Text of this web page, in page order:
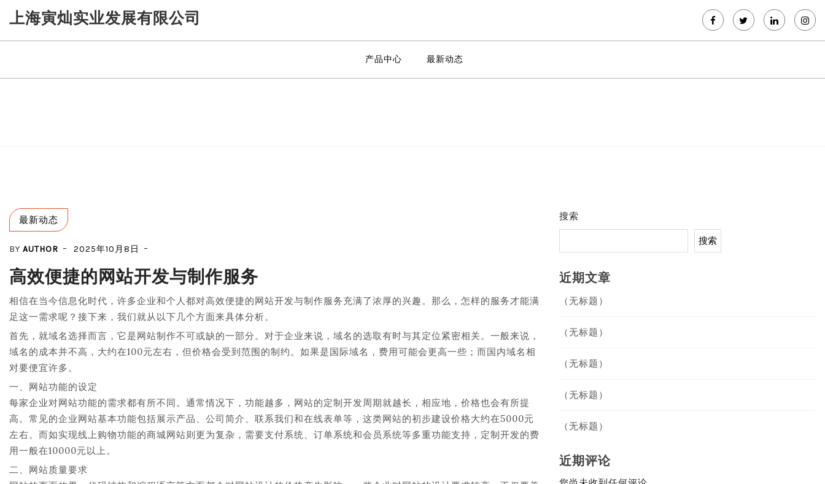
Skip
to
content
上海寅灿实业发展有限公司
产品中心 最新动态
最新动态
BY AUTHOR 2025年10月8日
高效便捷的网站开发与制作服务
相信在当今信息化时代，许多企业和个人都对高效便捷的网站开发与制作服务充满了浓厚的兴趣。那么，怎样的服务才能满
足这一需求呢？接下来，我们就从以下几个方面来具体分析。
首先，就域名选择而言，它是网站制作不可或缺的一部分。对于企业来说，域名的选取有时与其定位紧密相关。一般来说，
域名的成本并不高，大约在100元左右，但价格会受到范围的制约。如果是国际域名，费用可能会更高一些；而国内域名相
对要便宜许多。
一、网站功能的设定
每家企业对网站功能的需求都有所不同。通常情况下，功能越多，网站的定制开发周期就越长，相应地，价格也会有所提
高。常见的企业网站基本功能包括展示产品、公司简介、联系我们和在线表单等，这类网站的初步建设价格大约在5000元
左右。而如实现线上购物功能的商城网站则更为复杂，需要支付系统、订单系统和会员系统等多重功能支持，定制开发的费
用一般在10000元以上。
二、网站质量要求
搜索
搜索
近期文章
（无标题）
（无标题）
（无标题）
（无标题）
（无标题）
近期评论